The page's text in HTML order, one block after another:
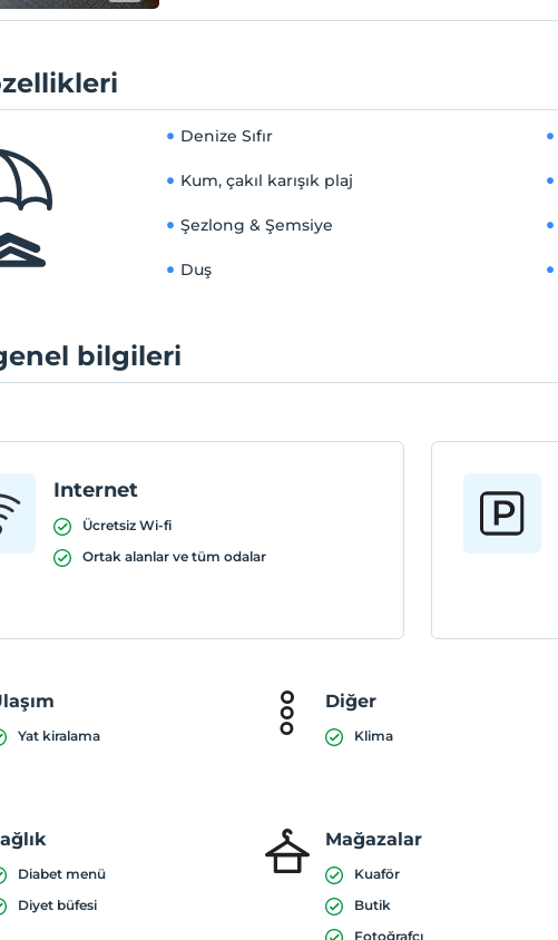
çıkarabilirsiniz. Ayrıca, otelimizin havuzlarında,
keyfinizi zirveye taşıyarak; havuz kenarındaki konforlu oturma
huzurlu bir gün geçirebilirsiniz. Liberty Kuşadası’nda,
kucaklamasında ve altın kumsalların kıyısında
anlar, unutulmaz bir tatilin kapılarını aralıyor. Burada,
Ege'nin eşsiz manzarasıyla bütünleşen bir atmosferde,
bir mola için mükemmel bir ortam sizi bekliyor.
Denize Sıfır
Kum, çakıl karışık plaj
Şezlong & Şemsiye
Duş
bilgileri
Internet
Ücretsiz Wi-fi
Ortak alanlar ve tüm odalar
Yat kiralama
Diğer
Klima
Diabet menü
Diyet büfesi
Mağazalar
Kuaför
Butik
Fotoğrafçı